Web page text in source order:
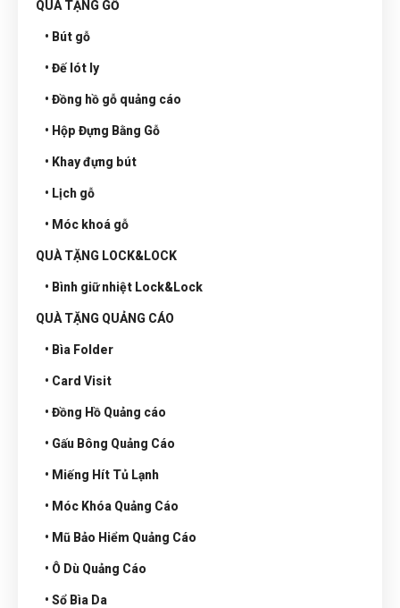
QUÀ TẶNG GỖ
• Bút gỗ
• Đế lót ly
• Đồng hồ gỗ quảng cáo
• Hộp Đựng Bằng Gỗ
• Khay đựng bút
• Lịch gỗ
• Móc khoá gỗ
QUÀ TẶNG LOCK&LOCK
• Bình giữ nhiệt Lock&Lock
QUÀ TẶNG QUẢNG CÁO
• Bìa Folder
• Card Visit
• Đồng Hồ Quảng cáo
• Gấu Bông Quảng Cáo
• Miếng Hít Tủ Lạnh
• Móc Khóa Quảng Cáo
• Mũ Bảo Hiểm Quảng Cáo
• Ô Dù Quảng Cáo
• Sổ Bìa Da